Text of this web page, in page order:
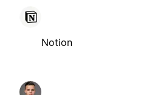
Notion